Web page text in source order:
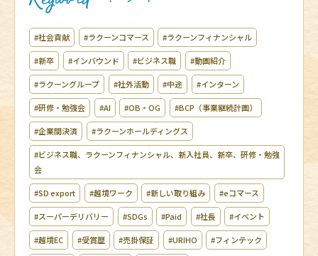
#社会貢献 #ラクーンコマース #ラクーンフィナンシャル
#新卒 #インバウンド #ビジネス職 #動画紹介
#ラクーングループ #社外活動 #中途 #インターン
#研修・勉強会 #AI #OB・OG #BCP（事業継続計画）
#企業間決済 #ラクーンホールディングス
#ビジネス職、ラクーンフィナンシャル、新入社員、新卒、研修・勉強
会
#SD export #越境ワーク #新しい取り組み #eコマース
#スーパーデリバリー #SDGs #Paid #社長 #イベント
#越境EC #受賞歴 #売掛保証 #URIHO #フィンテック